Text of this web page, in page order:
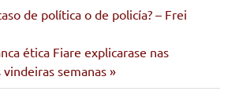
de política o de policía? – Frei
ética Fiare explicarase nas
semanas